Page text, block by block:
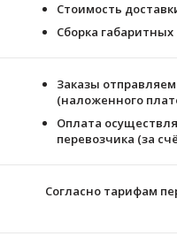
Стоимость
Сборка
Заказы
(наложенного
Оплата
перевозчика (за
Согласно тарифам